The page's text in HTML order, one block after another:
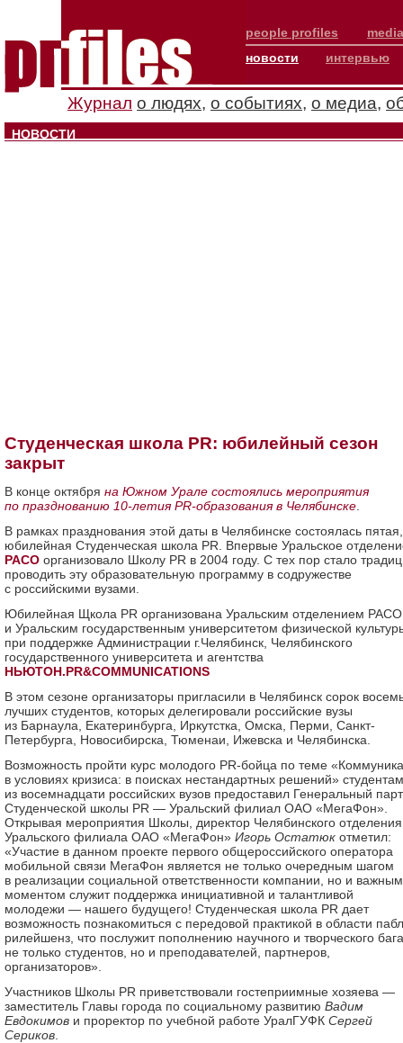
people profiles
новости
интервью
Журнал о людях, о событиях, о медиа,
НОВОСТИ
Студенческая школа PR: юбилейный сезон
закрыт
В конце октября на Южном Урале состоялись мероприятия
по празднованию 10-летия PR-образования в Челябинске
В рамках празднования этой даты в Челябинске состоялась пятая,
юбилейная Студенческая школа PR. Впервые Уральское
РАСО организовало Школу PR в 2004 году. С тех пор стало
проводить эту образовательную программу в содружестве
с российскими вузами.
Юбилейная Щкола PR организована Уральским отделением РАСО
и Уральским государственным университетом физической
при поддержке Администрации г.Челябинск, Челябинского
государственного университета и агентства
НЬЮТОН.PR&COMMUNICATIONS
В этом сезоне организаторы пригласили в Челябинск сорок
лучших студентов, которых делегировали российские вузы
из Барнаула, Екатеринбурга, Иркутстка, Омска, Перми, Санкт-
Петербурга, Новосибирска, Тюменаи, Ижевска и Челябинска.
Возможность пройти курс молодого PR-бойца по теме
в условиях кризиса: в поисках нестандартных решений» студентам
из восемнадцати российских вузов предоставил Генеральный
Студенческой школы PR — Уральский филиал ОАО «МегаФон».
Открывая мероприятия Школы, директор Челябинского отделения
Уральского филиала ОАО «МегаФон» Игорь Остатюк отметил:
«Участие в данном проекте первого общероссийского оператора
мобильной связи МегаФон является не только очередным шагом
в реализации социальной ответственности компании, но и важным
моментом служит поддержка инициативной и талантливой
молодежи — нашего будущего! Студенческая школа PR дает
возможность познакомиться с передовой практикой в области
рилейшенз, что послужит пополнению научного и творческого
не только студентов, но и преподавателей, партнеров,
организаторов».
Участников Школы PR приветствовали гостеприимные хозяева —
заместитель Главы города по социальному развитию Вадим
Евдокимов и проректор по учебной работе УралГУФК Сергей
Сериков